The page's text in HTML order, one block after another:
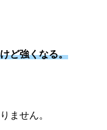
ど強くなる。
ません。